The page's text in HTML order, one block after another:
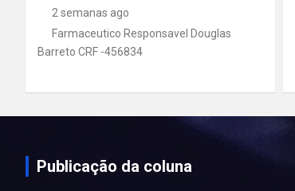
2 semanas ago
Farmaceutico Responsavel Douglas
Barreto CRF -456834
Publicação da coluna